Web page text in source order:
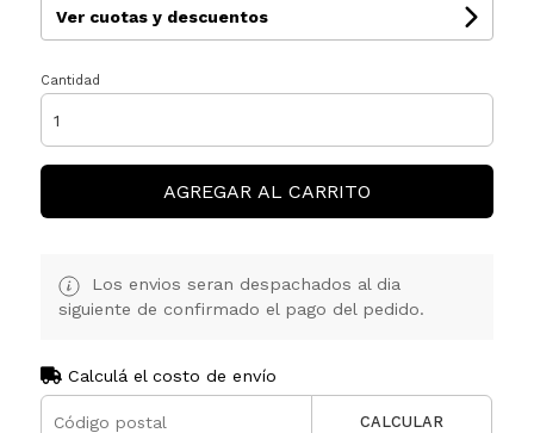
Ver cuotas y descuentos
Cantidad
AGREGAR AL CARRITO
Los envios seran despachados al dia
siguiente de confirmado el pago del pedido.
Calculá el costo de envío
CALCULAR